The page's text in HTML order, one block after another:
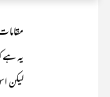
یہ ہے
لیکن